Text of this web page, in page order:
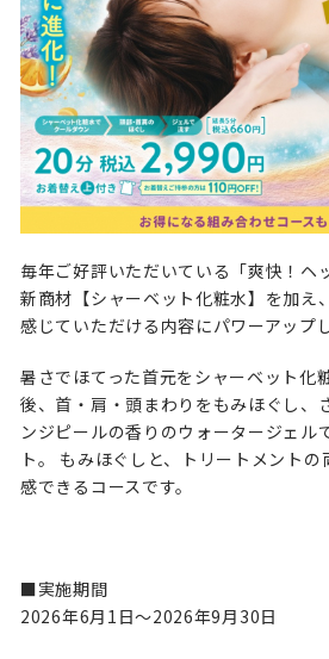
毎年ご好評いただいている「爽快！ヘ
新商材【シャーベット化粧水】を加え
感じていただける内容にパワーアップ
暑さでほてった首元をシャーベット化
後、首・肩・頭まわりをもみほぐし、
ンジピールの香りのウォータージェル
ト。 もみほぐしと、トリートメント
感できるコースです。
■実施期間
2026年6月1日～2026年9月30日